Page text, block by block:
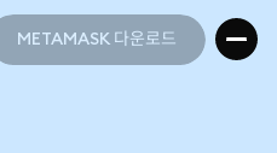
METAMASK 다운로드